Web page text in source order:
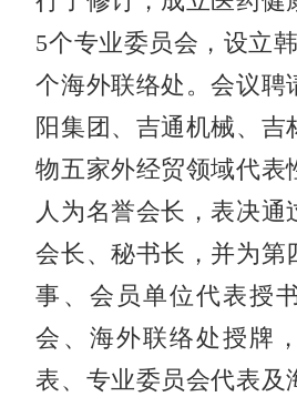
5个专业委员会，设立
个海外联络处。会议聘
阳集团、吉通机械、吉
物五家外经贸领域代表
人为名誉会长，表决通
会长、秘书长，并为第
事、会员单位代表授
会、海外联络处授牌
表、专业委员会代表及